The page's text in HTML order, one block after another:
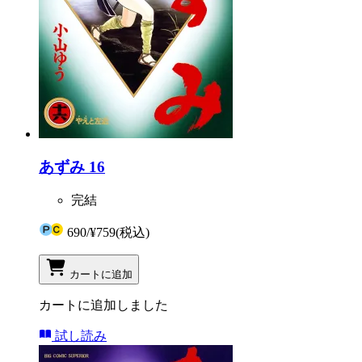
あずみ 16
完結
690/¥759(税込)
カートに追加
カートに追加しました
試し読み